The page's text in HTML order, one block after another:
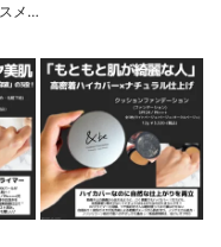
メ…